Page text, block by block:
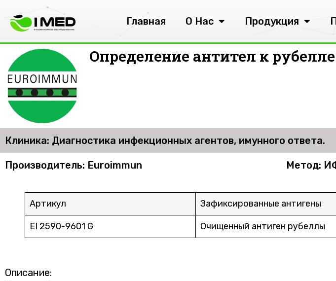
Главная О Нас Продукция
Определение антител к рубелле
Клиника: Диагностика инфекционных агентов, имунного ответа.
Производитель: Euroimmun Метод:
Артикул Зафиксированные антигены
EI 2590-9601 G Очищенный антиген рубеллы
Описание: